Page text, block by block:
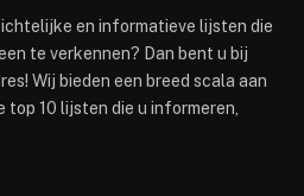
en informatieve lijsten die
te verkennen? Dan bent u bij
Wij bieden een breed scala aan
10 lijsten die u informeren,